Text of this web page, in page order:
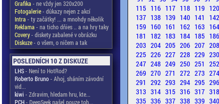
Grafika - ne vždy jen 320x200
Fotogalerie- důkazy nejen z akcí
Intra - ty začátky! ... a mnohdy několik
Reklama - na ticho dňies .. a na hry taky
Covery- diskety zabalené v obrázku
Diskuze- o všem, o ničem a tak
POSLEDNÍCH 10 Z DISKUZE
LHS- Není to HotRod?
Roberto Bruno- Ahoj, sháním závodní
vid...
kiwi - Zdravim, hledam hru, kte...
PCH- DeepSeek našel pouze toh...
115 116 117 118 119
137 138 139 140 141
159 160 161 162 163
181
182 183 184 185
203 204 205 206 207
225 226 227 228 229
247 248 249 250 251
269 270 271 272 273
291 292 293 294 295
313 314 315 316 317
335 336 337 338 339